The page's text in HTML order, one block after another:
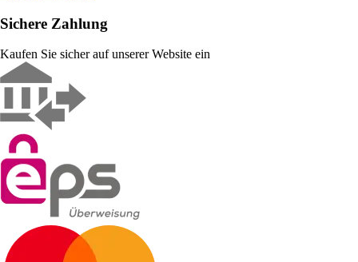
Sichere Zahlung
Kaufen Sie sicher auf unserer Website ein